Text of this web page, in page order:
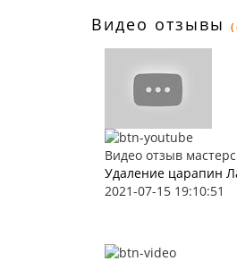
Видео отзывы
Видео отзыв
Удаление царапин
2021-07-15 19:10:51